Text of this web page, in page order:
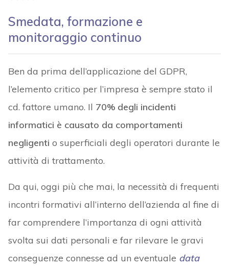
Smedata, formazione e
monitoraggio continuo
Ben da prima dell’applicazione del GDPR,
l’elemento critico per l’impresa è sempre stato il
cd. fattore umano. Il 70% degli incidenti
informatici è causato da comportamenti
negligenti o superficiali degli operatori durante le
attività di trattamento.
Da qui, oggi più che mai, la necessità di frequenti
incontri formativi all’interno dell’azienda al fine di
far comprendere l’importanza di ogni attività
svolta sui dati personali e far rilevare le gravi
conseguenze connesse ad un eventuale data